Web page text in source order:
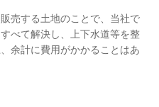
売する土地のことで、当社で
べて解決し、上下水道等を整
余計に費用がかかることはあ
。